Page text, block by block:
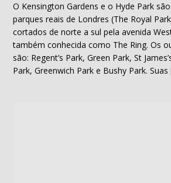
O Kensington Gardens e o Hyde Park
parques reais de Londres (The Royal
cortados de norte a sul pela avenida
também conhecida como The Ring. Os
são: Regent’s Park, Green Park, St
Park, Greenwich Park e Bushy Park.